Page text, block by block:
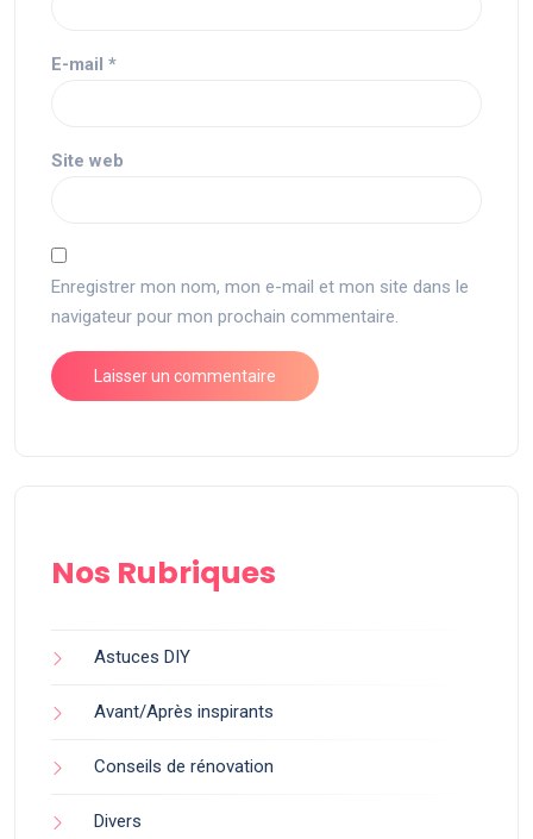
E-mail *
Site web
Enregistrer mon nom, mon e-mail et mon site dans le
navigateur pour mon prochain commentaire.
Nos Rubriques
Astuces DIY
Avant/Après inspirants
Conseils de rénovation
Divers